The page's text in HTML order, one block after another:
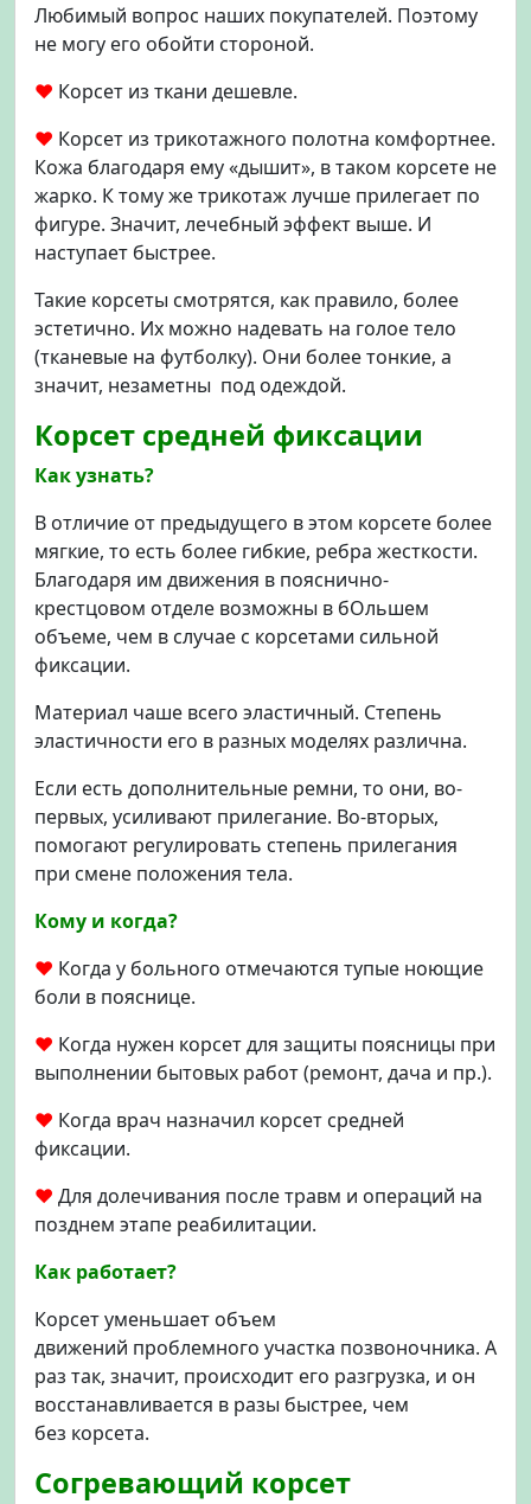
Любимый вопрос наших покупателей. Поэтому
не могу его обойти стороной.
♥ Корсет из ткани дешевле.
♥ Корсет из трикотажного полотна комфортнее.
Кожа благодаря ему «дышит», в таком корсете не
жарко. К тому же трикотаж лучше прилегает по
фигуре. Значит, лечебный эффект выше. И
наступает быстрее.
Такие корсеты смотрятся, как правило, более
эстетично. Их можно надевать на голое тело
(тканевые на футболку). Они более тонкие, а
значит, незаметны под одеждой.
Корсет средней фиксации
Как узнать?
В отличие от предыдущего в этом корсете более
мягкие, то есть более гибкие, ребра жесткости.
Благодаря им движения в пояснично-
крестцовом отделе возможны в бОльшем
объеме, чем в случае с корсетами сильной
фиксации.
Материал чаше всего эластичный. Степень
эластичности его в разных моделях различна.
Если есть дополнительные ремни, то они, во-
первых, усиливают прилегание. Во-вторых,
помогают регулировать степень прилегания
при смене положения тела.
Кому и когда?
♥ Когда у больного отмечаются тупые ноющие
боли в пояснице.
♥ Когда нужен корсет для защиты поясницы при
выполнении бытовых работ (ремонт, дача и пр.).
♥ Когда врач назначил корсет средней
фиксации.
♥ Для долечивания после травм и операций на
позднем этапе реабилитации.
Как работает?
Корсет уменьшает объем
движений проблемного участка позвоночника. А
раз так, значит, происходит его разгрузка, и он
восстанавливается в разы быстрее, чем
без корсета.
Согревающий корсет